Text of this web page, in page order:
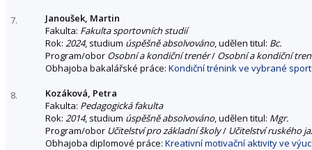
7.
Janoušek, Martin
Fakulta: Fakulta sportovních studií
Rok: 2024, studium úspěšně absolvováno, udělen titul: Bc.
Program/obor Osobní a kondiční trenér/ Osobní a kondiční
Obhajoba bakalářské práce: Kondiční trénink ve vybrané
8.
Kozáková, Petra
Fakulta: Pedagogická fakulta
Rok: 2014, studium úspěšně absolvováno, udělen titul: Mgr.
Program/obor Učitelství pro základní školy/ Učitelství ruského
Obhajoba diplomové práce: Kreativní motivační aktivity ve